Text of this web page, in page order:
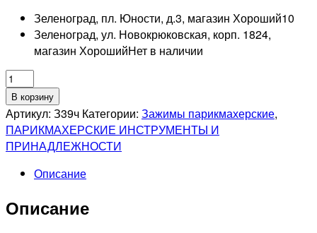
Зеленоград, пл. Юности, д.3, магазин Хороший10
Зеленоград, ул. Новокрюковская, корп. 1824,
магазин ХорошийНет в наличии
Количество
товара
Зажим
для
волос
Бабочка"
В корзину
Артикул: З39ч Категории: Зажимы парикмахерские,
ПАРИКМАХЕРСКИЕ ИНСТРУМЕНТЫ И
ПРИНАДЛЕЖНОСТИ
Описание
Описание